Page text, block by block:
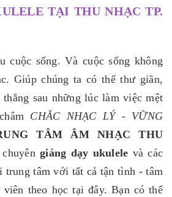
TẠI THU NHẠC TP.
cuộc sống. Và cuộc sống không
Giúp chúng ta có thể thư giãn,
sau những lúc làm việc mệt
CHẮC NHẠC LÝ - VỮNG
TÂM ÂM NHẠC THU
giảng dạy ukulele và các
trung tâm với tất cả tận tình - tâm
viên theo học tại đây. Bạn có thể